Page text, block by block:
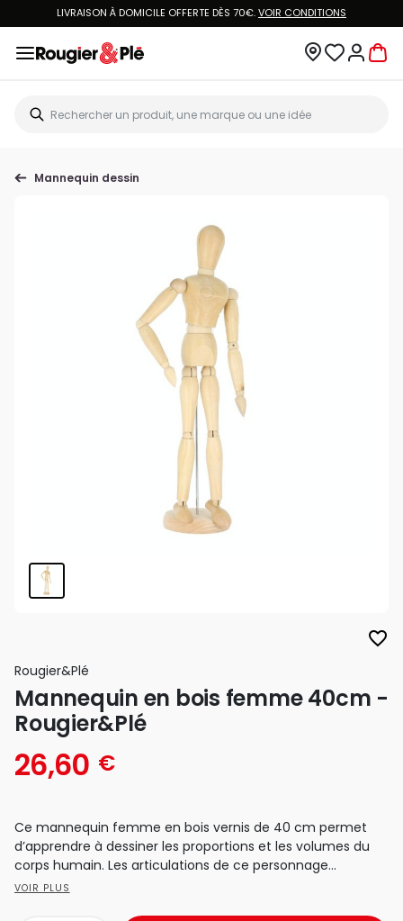
LIVRAISON À DOMICILE OFFERTE DÈS 70€.VOIR CONDITIONS
Mannequin dessin
favorite_border
Rougier&plé
Mannequin en bois femme 40cm -
Rougier&Plé
26,60 €
Ce mannequin femme en bois vernis de 40 cm permet
d’apprendre à dessiner les proportions et les volumes du
corps humain. Les articulations de ce personnage...
VOIR PLUS